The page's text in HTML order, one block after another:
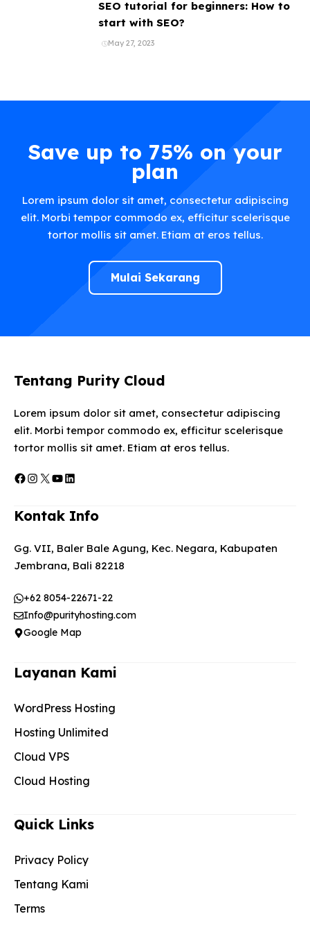
SEO tutorial for beginners: How to
start with SEO?
May 27, 2023
Save up to 75% on your
plan
Lorem ipsum dolor sit amet, consectetur adipiscing
elit. Morbi tempor commodo ex, efficitur scelerisque
tortor mollis sit amet. Etiam at eros tellus.
Mulai Sekarang
Tentang Purity Cloud
Lorem ipsum dolor sit amet, consectetur adipiscing
elit. Morbi tempor commodo ex, efficitur scelerisque
tortor mollis sit amet. Etiam at eros tellus.
Facebook
Instagram
X YouTube
LinkedIn
Kontak Info
Gg. VII, Baler Bale Agung, Kec. Negara, Kabupaten
Jembrana, Bali 82218
+62 8054-22671-22
Info@purityhosting.com
Google Map
Layanan Kami
WordPress Hosting
Hosting Unlimited
Cloud VPS
Cloud Hosting
Quick Links
Privacy Policy
Tentang Kami
Terms